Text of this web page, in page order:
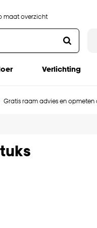
maat overzicht
Verlichting
Gratis raam advies en opmeten